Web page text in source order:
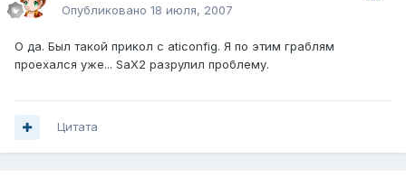
Опубликовано 18 июля, 2007
О да. Был такой прикол с aticonfig. Я по этим граблям
проехался уже... SaX2 разрулил проблему.
Цитата